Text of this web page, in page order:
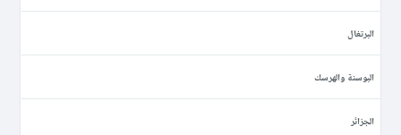
البرتغال
البوسنة والهرسك
الجزائر